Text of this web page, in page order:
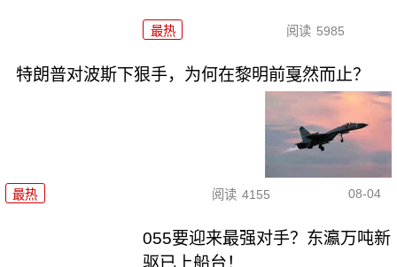
最热 阅读 5985
特朗普对波斯下狠手，为何在黎明前戛然而止？
最热 阅读 4155 08-04
055要迎来最强对手？东瀛万吨新
驱已上船台！